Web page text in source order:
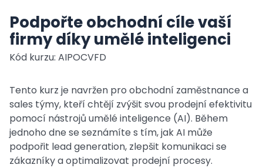
Podpořte obchodní cíle vaší
firmy díky umělé inteligenci
Kód kurzu: AIPOCVFD
Tento kurz je navržen pro obchodní zaměstnance a
sales týmy, kteří chtějí zvýšit svou prodejní efektivitu
pomocí nástrojů umělé inteligence (AI). Během
jednoho dne se seznámíte s tím, jak AI může
podpořit lead generation, zlepšit komunikaci se
zákazníky a optimalizovat prodejní procesy.